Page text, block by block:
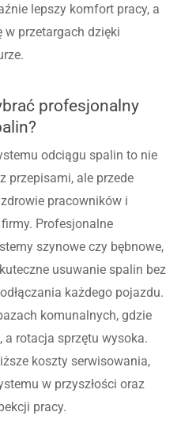
lepszy komfort pracy, a
w przetargach dzięki
profesjonalny
odciągu spalin to nie
przepisami, ale przede
pracowników i
Profesjonalne
szynowe czy bębnowe,
usuwanie spalin bez
każdego pojazdu.
komunalnych, gdzie
rotacja sprzętu wysoka.
koszty serwisowania,
w przyszłości oraz
pracy.